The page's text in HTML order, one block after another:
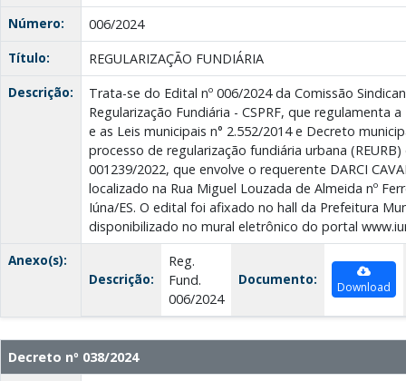
Número:
006/2024
Título:
REGULARIZAÇÃO FUNDIÁRIA
Descrição:
Trata-se do Edital nº 006/2024 da Comissão
Regularização Fundiária - CSPRF, que regulamenta
e as Leis municipais n° 2.552/2014 e Decreto
processo de regularização fundiária urbana
001239/2022, que envolve o requerente DARCI
localizado na Rua Miguel Louzada de Almeida nº
Iúna/ES. O edital foi afixado no hall da Prefeitura
disponibilizado no mural eletrônico do portal
Anexo(s):
Descrição:
Reg.
Fund.
006/2024
Documento: Download
Decreto nº 038/2024